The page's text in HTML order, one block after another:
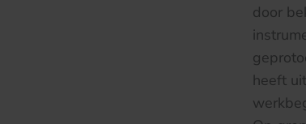
door
heeft